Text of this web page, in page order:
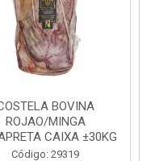
BOVINA
ROJAO/MINGA
CAIXA ±30KG
Código: 29319